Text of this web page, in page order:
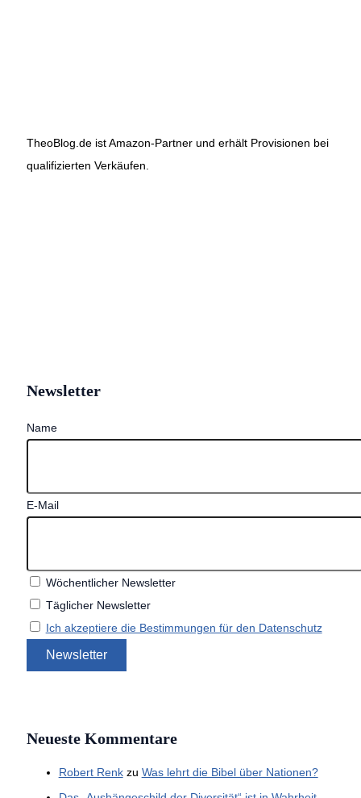
TheoBlog.de ist Amazon-Partner und erhält Provisionen bei
qualifizierten Verkäufen.
Newsletter
Name
E-Mail
Wöchentlicher Newsletter
Täglicher Newsletter
Ich akzeptiere die Bestimmungen für den Datenschutz
Neueste Kommentare
Robert Renkzu Was lehrt die Bibel über Nationen?